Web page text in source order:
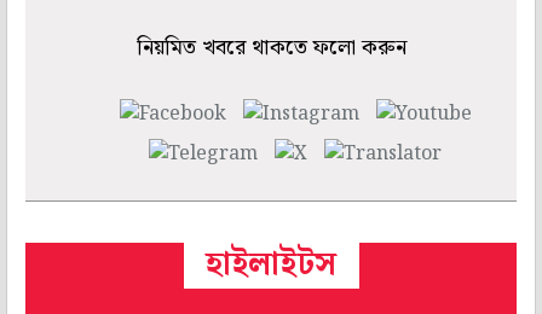
নিয়মিত খবরে থাকতে ফলো করুন
হাইলাইটস